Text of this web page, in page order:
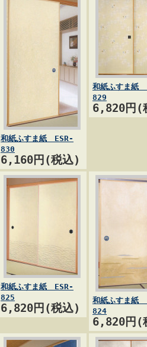
和紙ふすま紙 ESR-
830
6,160円(税込)
和紙ふすま紙
829
6,820円(
和紙ふすま紙 ESR-
825
6,820円(税込)
和紙ふすま紙
824
6,820円(